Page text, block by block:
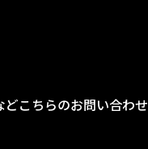
こちらのお問い合わせ